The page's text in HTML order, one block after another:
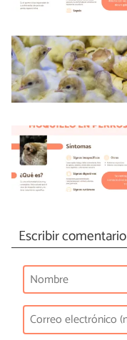
Escribir comentario